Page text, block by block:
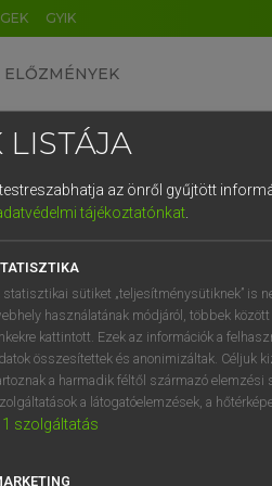
GYIK
ELŐZMÉNYEK
szótár
VAN ELŐFIZETÉSED?
megtekintéséhez.
LISTÁJA
az önről gyűjtött
tájékoztatónkat.
statisztikai sütiket „teljesítménysütiknek” is
használatának módjáról, többek
kattintott. Ezek az információk a
összesítettek és anonimizáltak. Céljuk
a harmadik féltől származó
a látogatóelemzések, a
1 szolgáltatás
DE CN FR ES IT NL
1 2 3 4 5
q w e r t
a s d f g
í y x c v